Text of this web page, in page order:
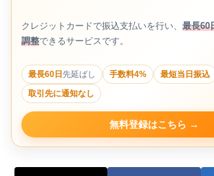
クレジットカードで振込支払いを行い、 最長60
調整できるサービスです。
最長60日 先延ばし 手数料4%
最短当日振込
取引先に通知なし
無料登録はこちら